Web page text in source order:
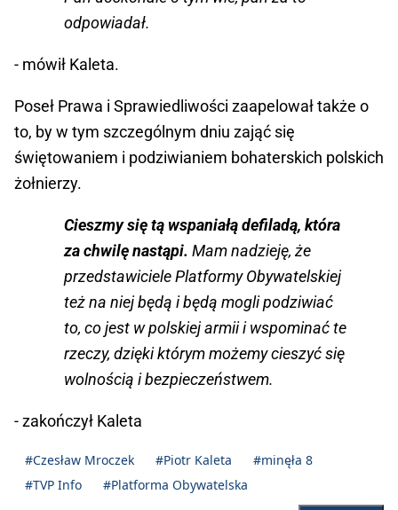
odpowiadał.
- mówił Kaleta.
Poseł Prawa i Sprawiedliwości zaapelował także o
to, by w tym szczególnym dniu zająć się
świętowaniem i podziwianiem bohaterskich polskich
żołnierzy.
Cieszmy się tą wspaniałą defiladą, która
za chwilę nastąpi. Mam nadzieję, że
przedstawiciele Platformy Obywatelskiej
też na niej będą i będą mogli podziwiać
to, co jest w polskiej armii i wspominać te
rzeczy, dzięki którym możemy cieszyć się
wolnością i bezpieczeństwem.
- zakończył Kaleta
#Czesław Mroczek #Piotr Kaleta
#minęła 8
#TVP Info
#Platforma Obywatelska